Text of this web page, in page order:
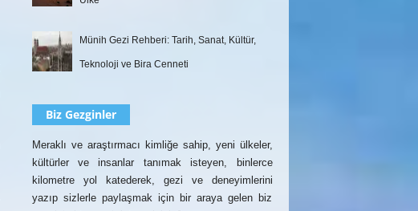
Münih Gezi Rehberi: Tarih, Sanat, Kültür,
Teknoloji ve Bira Cenneti
Biz Gezginler
Meraklı ve araştırmacı kimliğe sahip, yeni ülkeler,
kültürler ve insanlar tanımak isteyen, binlerce
kilometre yol katederek, gezi ve deneyimlerini
yazıp sizlerle paylaşmak için bir araya gelen biz